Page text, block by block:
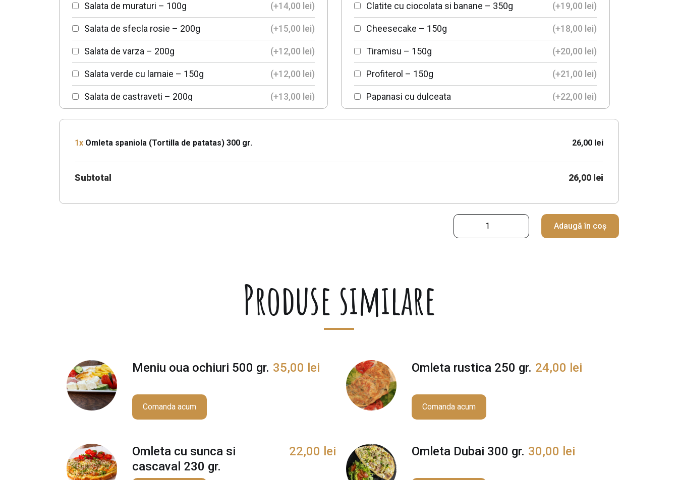
(+ 13,00 )
(+ 12,00 )
Salata de muraturi – 100g (+14,00 lei)
Salata de sfecla rosie – 200g (+15,00 lei)
Salata de varza – 200g (+12,00 lei)
Salata verde cu lamaie – 150g (+12,00 lei)
Salata de castraveti – 200g (+13,00 lei)
Salata de ceapa rosie – 150g (+8,00lei)
Clatite cu ciocolata si banane – 350g (+19,00 lei)
Cheesecake – 150g (+18,00 lei)
Tiramisu – 150g (+20,00 lei)
Profiterol – 150g (+21,00 lei)
Papanasi cu dulceata (+22,00 lei)
Clatite bavareze cu fructe proaspete (+27,00lei)
1x Omleta spaniola (Tortilla de patatas) 300 gr. 26,00 lei
Subtotal 26,00 lei
C
a
e
p
i
Adaugă în coș
Produse similare
Meniu oua ochiuri 500 gr. 35,00 lei
Comanda acum
Omleta rustica 250 gr. 24,00 lei
Comanda acum
Omleta cu sunca si
cascaval 230 gr.
22,00 lei Omleta Dubai 300 gr. 30,00 lei